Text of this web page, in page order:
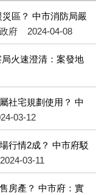
災區？ 中市消防局嚴
府 2024-04-08
局火速澄清：案發地
社宅規劃使用？ 中
03-12
行情2成？ 中市府駁
2024-03-11
房產？ 中市府：實